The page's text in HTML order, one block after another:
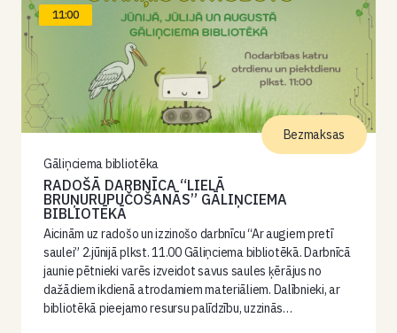
11:00
Gāliņciema bibliotēka
RADOŠĀ DARBNĪCA “LIELĀ
BRUŅURUPUČOŠANĀS” GĀLIŅCIEMA
BIBLIOTĒKĀ
Aicinām uz radošo un izzinošo darbnīcu “Ar augiem pretī
saulei” 2.jūnijā plkst. 11.00 Gāliņciema bibliotēkā. Darbnīcā
jaunie pētnieki varēs izveidot savus saules ķērājus no
dažādiem ikdienā atrodamiem materiāliem. Dalībnieki, ar
bibliotēkā pieejamo resursu palīdzību, uzzinās…
Bezmaksas